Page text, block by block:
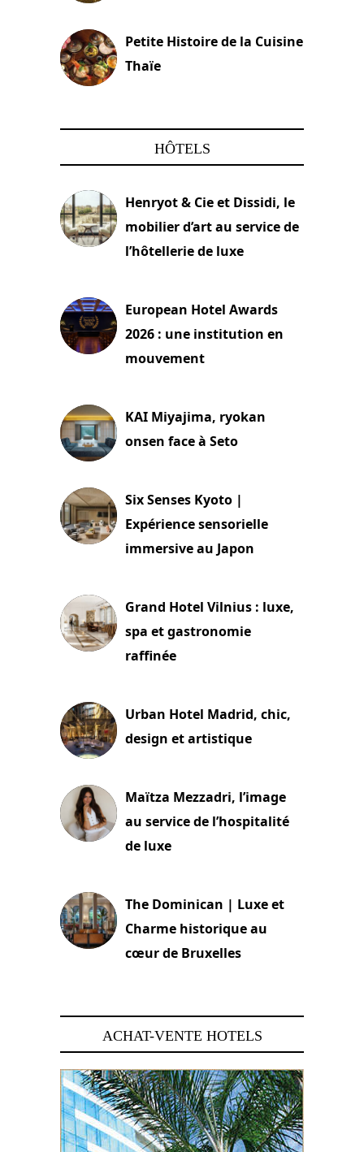
Petite Histoire de la Cuisine
Thaïe
HÔTELS
Henryot & Cie et Dissidi, le
mobilier d’art au service de
l’hôtellerie de luxe
European Hotel Awards
2026 : une institution en
mouvement
KAI Miyajima, ryokan
onsen face à Seto
Six Senses Kyoto |
Expérience sensorielle
immersive au Japon
Grand Hotel Vilnius : luxe,
spa et gastronomie
raffinée
Urban Hotel Madrid, chic,
design et artistique
Maïtza Mezzadri, l’image
au service de l’hospitalité
de luxe
The Dominican | Luxe et
Charme historique au
cœur de Bruxelles
ACHAT-VENTE HOTELS